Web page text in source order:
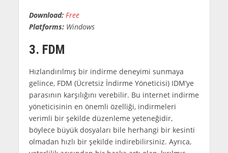
Download: Free
Platforms: Windows
3. FDM
Hızlandırılmış bir indirme deneyimi sunmaya
gelince, FDM (Ücretsiz İndirme Yöneticisi) IDM’ye
parasının karşılığını verebilir. Bu internet indirme
yöneticisinin en önemli özelliği, indirmeleri
verimli bir şekilde düzenleme yeteneğidir,
böylece büyük dosyaları bile herhangi bir kesinti
olmadan hızlı bir şekilde indirebilirsiniz. Ayrıca,